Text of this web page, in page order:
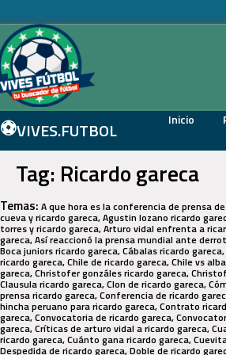
⚽VIVES.FUTBOL Inicio
Tag: Ricardo gareca
Temas: A que hora es la conferencia de prensa de ricardo gareca, A qué hora es la conferencia de ricardo gareca, Abrazo de cuevita christian cueva y ricardo gareca, Agustin lozano ricardo gareca, Agustín lozano y ricardo gareca, Alianza lima ricardo gareca, Alianza ricardo gareca, Anibal torres y ricardo gareca, Arturo vidal enfrenta a ricardo gareca, Arturo vidal habla sobre continuidad de ricardo gareca, Arturo vidal vs ricardo gareca, Así reaccionó la prensa mundial ante derrota de chile de ricardo gareca, Ausencia ricardo gareca, Boca juniors quiere a ricardo gareca, Boca juniors ricardo gareca, Cábalas ricardo gareca, Cánticos ricardo gareca, Carlos lobaton ricardo gareca, Carlos zambrano se despide de ricardo gareca, Chile de ricardo gareca, Chile vs albania en vivo con ricardo gareca, Christian cueva ricardo gareca, Christian cueva y ricardo gareca, Christofer gonzáles ricardo gareca, Christofer gonzáles sobre regreso de ricardo gareca, Christofer gonzáles sobre ricardo gareca, Clausula ricardo gareca, Clon de ricardo gareca, Cómo ver conferencia ricardo gareca, Conferencia de prensa de ricardo gareca, Conferencia de prensa ricardo gareca, Conferencia de ricardo gareca, Conferencia prensa ricardo gareca, Conferencia ricardo gareca, Conmovedor video de un hincha peruano para ricardo gareca, Contrato ricardo gareca, Convocado ricardo gareca, Convocados de ricardo gareca, Convocados por ricardo gareca, Convocatoria de ricardo gareca, Convocatoria ricardo gareca, Crítica de juan cristóbal guarello a ricardo gareca, Criticas contra ricardo gareca, Críticas de arturo vidal a ricardo gareca, Cuando llega ricardo gareca, Cuándo será la conferencia de ricardo gareca, Cuando vuelve ricardo gareca, Cuánto gana ricardo gareca, Cuevita el imitador ricardo gareca, Declaraciones de ricardo gareca, Declaraciones ricardo gareca, Despedida de ricardo gareca, Doble de ricardo gareca, Doble peruano de ricardo gareca, Donde dirigira ricardo gareca, Donde entrenara ricardo gareca, Dónde será la conferencia ricardo gareca, Donny neyra y ricardo gareca, Dt ricardo gareca, Egipto ricardo gareca, En que canal ver la conferencia de ricardo gareca, Entrevista ricardo gareca, Era ricardo gareca, Esposa de ricardo gareca, Esposa ricardo gareca, Farfan ricardo gareca, Fecha conferencia ricardo gareca, Fpf play ricardo gareca, Frases ricardo gareca, Futuro ricardo gareca, Gareca peruano conoce al profe ricardo gareca, Gary medel ricardo gareca, Gordo humo hincha ricardo gareca, Guerrero ricardo gareca, Hija ricardo gareca, Hijo de ricardo gareca, Hinchada chilena ricardo gareca, Hinchas de boca juniors contra ricardo gareca, Hinchas despiden a ricardo gareca, Hinchas despiden al tigre ricardo gareca, Hinchas israelita ricardo gareca, Hinchas levantan en hombros al doble de ricardo gareca, Hinchas ricardo gareca, Hinchas selección peruana ricardo gareca, Hinchas y prensa de chile piden salida de ricardo gareca, Hora conferencia ricardo gareca, Jean deza ricardo gareca, Juan carlos oblitas ricardo gareca, Juan cristóbal guarello contra ricardo gareca, Lapadula de